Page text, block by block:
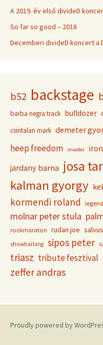
A 2019. év első divideD
So far so good – 2018
Decemberi divideD koncert a
b52 backstage
barba negra track bulldozer
csintalan mark demeter
heep freedom invader
jardany barna josa
kalman gyorgy
kormendi roland
molnar peter stula
rockmaraton rudan joe salvus
showbarlang sipos peter
triasz tribute fesztival
zeffer andras
Proudly powered by